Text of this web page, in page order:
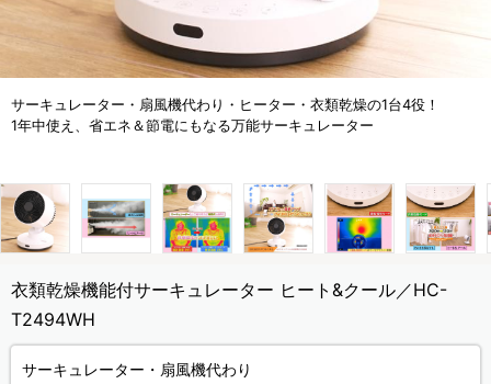
サーキュレーター・扇風機代わり・ヒーター・衣類乾燥の1台4役！
1年中使え、省エネ＆節電にもなる万能サーキュレーター
衣類乾燥機能付サーキュレーター ヒート&クール／HC-
T2494WH
サーキュレーター・扇風機代わり